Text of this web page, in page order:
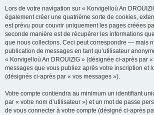
Lors de votre navigation sur « Korvigelloù An
également créer une quatrième sorte de cookies,
est prévu pour couvrir uniquement les pages créées
seconde manière est de récupérer les informations
que nous collectons. Ceci peut correspondre — mais
publication de messages en tant qu’utilisateur
« Korvigelloù An DROUIZIG » (désignée ci-après par
messages que vous publiez après votre inscription et
(désignés ci-après par « vos messages »).
Votre compte contiendra au minimum un identifiant
par « votre nom d’utilisateur ») et un mot de passe
de vous connecter à votre compte (désigné ci-après